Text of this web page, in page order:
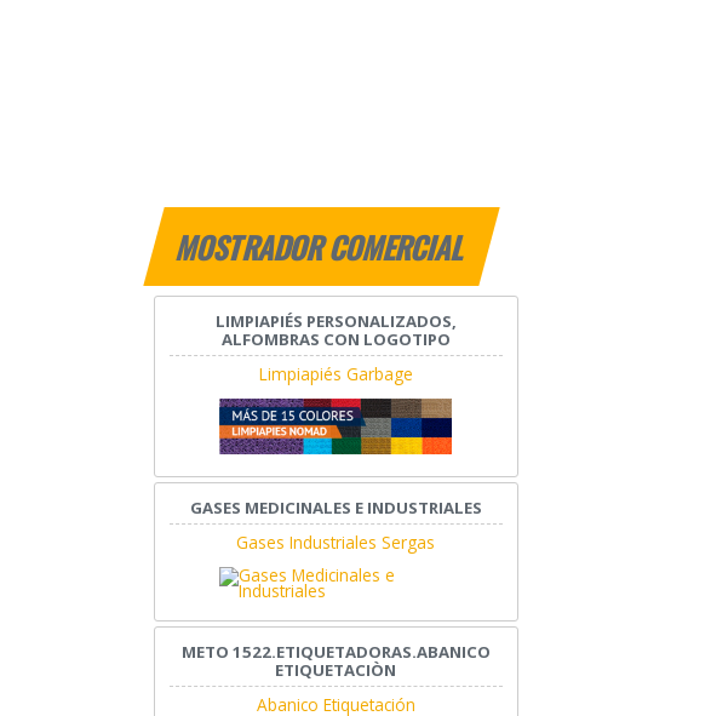
MOSTRADOR COMERCIAL
LIMPIAPIÉS PERSONALIZADOS,
ALFOMBRAS CON LOGOTIPO
Limpiapiés Garbage
GASES MEDICINALES E INDUSTRIALES
Gases Industriales Sergas
METO 1522.ETIQUETADORAS.ABANICO
ETIQUETACIÒN
Abanico Etiquetación